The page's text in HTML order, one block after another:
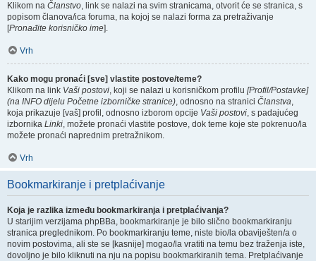
Klikom na Članstvo, link se nalazi na svim stranicama, otvorit će se stranica, s
popisom članova/ica foruma, na kojoj se nalazi forma za pretraživanje
[Pronađite korisničko ime].
Vrh
Kako mogu pronaći [sve] vlastite postove/teme?
Klikom na link Vaši postovi, koji se nalazi u korisničkom profilu [Profil/Postavke]
(na INFO dijelu Početne izborničke stranice), odnosno na stranici Članstva,
koja prikazuje [vaš] profil, odnosno izborom opcije Vaši postovi, s padajućeg
izbornika Linki, možete pronaći vlastite postove, dok teme koje ste pokrenuo/la
možete pronaći naprednim pretražnikom.
Vrh
Bookmarkiranje i pretplaćivanje
Koja je razlika između bookmarkiranja i pretplaćivanja?
U starijim verzijama phpBBa, bookmarkiranje je bilo slično bookmarkiranju
stranica preglednikom. Po bookmarkiranju teme, niste bio/la obaviješten/a o
novim postovima, ali ste se [kasnije] mogao/la vratiti na temu bez traženja iste,
dovoljno je bilo kliknuti na nju na popisu bookmarkiranih tema. Pretplaćivanje